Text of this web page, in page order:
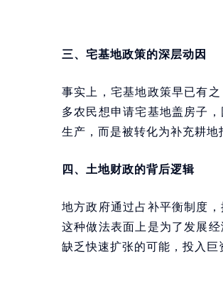
三、宅基地政策的深层动因
事实上，宅基地政策早已有
多农民想申请宅基地盖房子
生产，而是被转化为补充耕地
四、土地财政的背后逻辑
地方政府通过占补平衡制度
这种做法表面上是为了发展
缺乏快速扩张的可能，投入巨